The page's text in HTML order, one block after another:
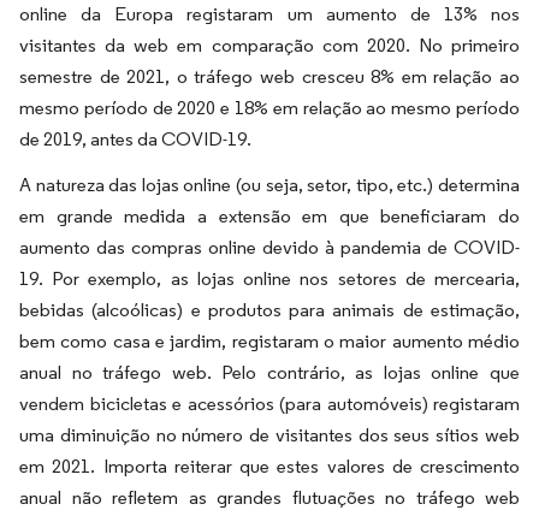
online da Europa registaram um aumento de 13% nos
visitantes da web em comparação com 2020. No primeiro
semestre de 2021, o tráfego web cresceu 8% em relação ao
mesmo período de 2020 e 18% em relação ao mesmo período
de 2019, antes da COVID-19.
A natureza das lojas online (ou seja, setor, tipo, etc.) determina
em grande medida a extensão em que beneficiaram do
aumento das compras online devido à pandemia de COVID-
19. Por exemplo, as lojas online nos setores de mercearia,
bebidas (alcoólicas) e produtos para animais de estimação,
bem como casa e jardim, registaram o maior aumento médio
anual no tráfego web. Pelo contrário, as lojas online que
vendem bicicletas e acessórios (para automóveis) registaram
uma diminuição no número de visitantes dos seus sítios web
em 2021. Importa reiterar que estes valores de crescimento
anual não refletem as grandes flutuações no tráfego web